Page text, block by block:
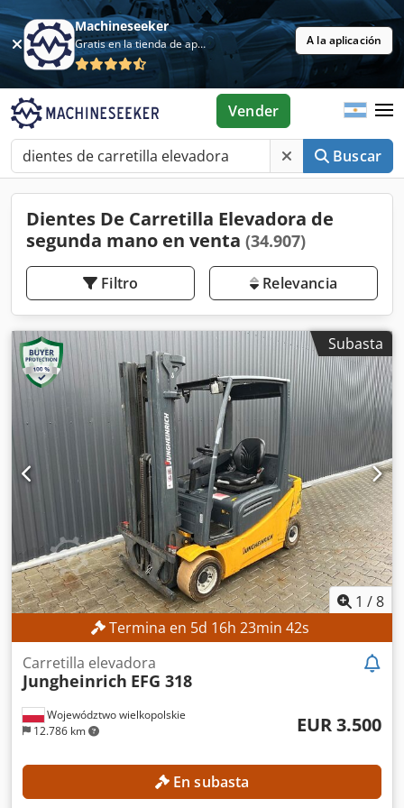
Machineseeker
Gratis en la tienda de aplicaciones A la aplicación
Buscar
Vender
Dientes De Carretilla Elevadora de
segunda mano en venta (34.907)
Filtro Relevancia
Subasta
1 /8
Termina en 5d 16h 23min 40s
Województwo wielkopolskie
12.786 km
Carretilla elevadora
Jungheinrich EFG 318
EUR 3.500
En subasta